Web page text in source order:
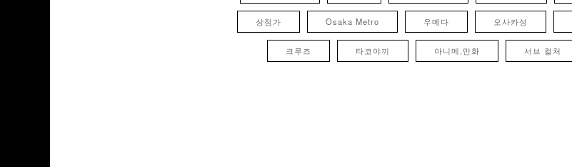
상점가 Osaka Metro 우메다 오사카성
크루즈 타코야끼 아니메,만화 서브 컬처